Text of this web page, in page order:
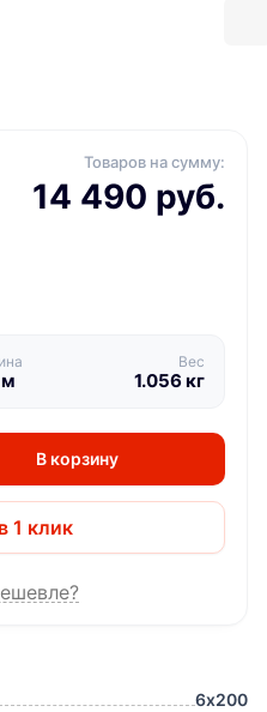
6х200
Товаров на сумму:
14 490 руб.
Вес
1.056 кг
В корзину
1 клик